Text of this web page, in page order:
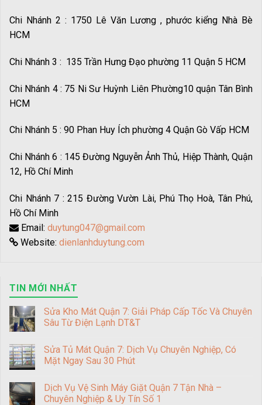
Chi Nhánh 2 : 1750 Lê Văn Lương , phước kiểng Nhà Bè
HCM
Chi Nhánh 3 : 135 Trần Hưng Đạo phường 11 Quận 5 HCM
Chi Nhánh 4 : 75 Ni Sư Huỳnh Liên Phường10 quận Tân Bình
HCM
Chi Nhánh 5 : 90 Phan Huy Ích phường 4 Quận Gò Vấp HCM
Chi Nhánh 6 : 145 Đường Nguyễn Ảnh Thủ, Hiệp Thành, Quận
12, Hồ Chí Minh
Chi Nhánh 7 : 215 Đường Vườn Lài, Phú Thọ Hoà, Tân Phú,
Hồ Chí Minh
Email: duytung047@gmail.com
Website: dienlanhduytung.com
TIN MỚI NHẤT
Sửa Kho Mát Quận 7: Giải Pháp Cấp Tốc Và Chuyên
Sâu Từ Điện Lạnh DT&T
Sửa Tủ Mát Quận 7: Dịch Vụ Chuyên Nghiệp, Có
Mặt Ngay Sau 30 Phút
Dịch Vụ Vệ Sinh Máy Giặt Quận 7 Tận Nhà –
Chuyên Nghiệp & Uy Tín Số 1